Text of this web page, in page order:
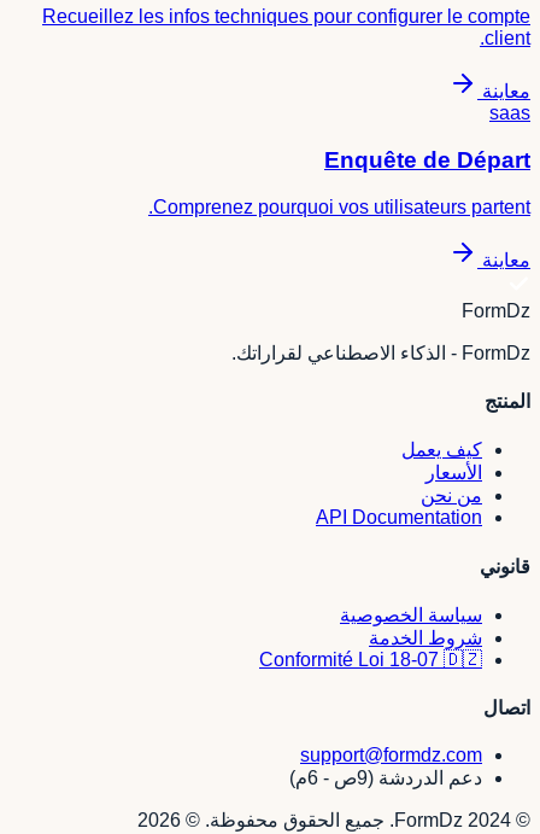
Recueillez les infos techniques pour configurer le compte
client.
معاينة
saas
Enquête de Départ
Comprenez pourquoi vos utilisateurs partent.
معاينة
FormDz
FormDz - الذكاء الاصطناعي لقراراتك.
المنتج
كيف يعمل
الأسعار
من نحن
API Documentation
قانوني
سياسة الخصوصية
شروط الخدمة
Conformité Loi 18-07 🇩🇿
اتصال
support@formdz.com
دعم الدردشة (9ص - 6م)
© 2024 FormDz. جميع الحقوق محفوظة. ©
2026